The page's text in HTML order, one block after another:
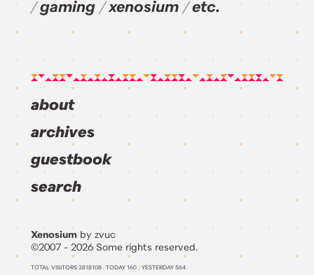
gaming
xenosium etc.
about
archives
guestbook
search
Xenosium by zvuc
©2007 - 2026 Some rights reserved.
TOTAL VISITORS 2818108 /TODAY 160 / YESTERDAY 564